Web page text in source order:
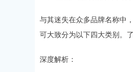
与其迷失在众多品牌名称中
可大致分为以下四大类别。
深度解析：